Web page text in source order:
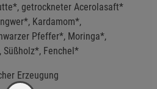
getrockneter Acerolasaft*
Kardamom*,
Pfeffer*, Moringa*,
Süßholz*, Fenchel*
Erzeugung